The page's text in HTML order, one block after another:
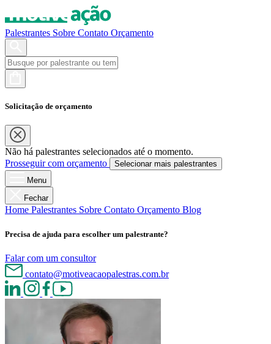
Palestrantes Sobre Contato Orçamento
Solicitação de orçamento
Não há palestrantes selecionados até o momento.
Prosseguir com orçamento
Selecionar mais palestrantes
Menu
Fechar
Home Palestrantes Sobre Contato Orçamento Blog
Precisa de ajuda para escolher um palestrante?
Falar com um consultor
contato@motiveacaopalestras.com.br